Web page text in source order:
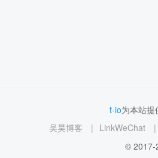
t-io为本站
吴昊博客
| LinkWeChat
|
© 2017-